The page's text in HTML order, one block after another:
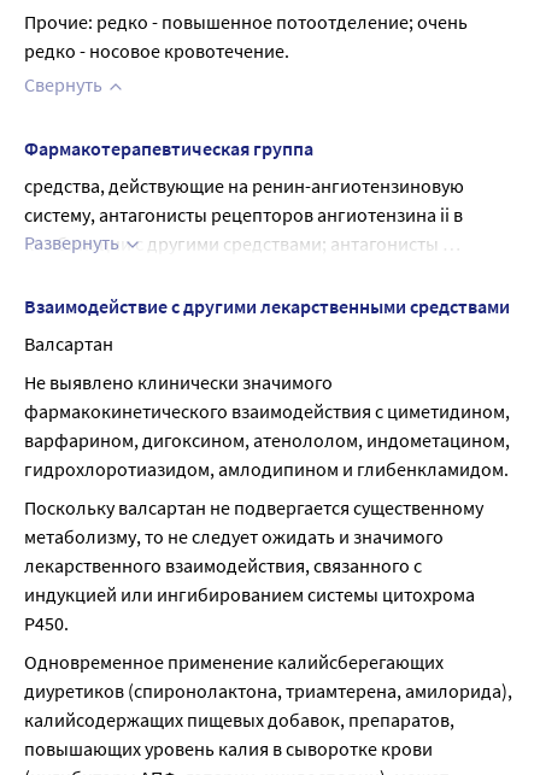
Прочие: редко - повышенное потоотделение; очень
редко - носовое кровотечение.
Свернуть
Фармакотерапевтическая группа
средства, действующие на ренин-ангиотензиновую
систему, антагонисты рецепторов ангиотензина ii в
комбинации с другими средствами; антагонисты
Развернуть
Взаимодействие с другими лекарственными средствами
Валсартан
Не выявлено клинически значимого
фармакокинетического взаимодействия с циметидином,
варфарином, дигоксином, атенололом, индометацином,
гидрохлоротиазидом, амлодипином и глибенкламидом.
Поскольку валсартан не подвергается существенному
метаболизму, то не следует ожидать и значимого
лекарственного взаимодействия, связанного с
индукцией или ингибированием системы цитохрома
Р450.
Одновременное применение калийсберегающих
диуретиков (спиронолактона, триамтерена, амилорида),
калийсодержащих пищевых добавок, препаратов,
повышающих уровень калия в сыворотке крови